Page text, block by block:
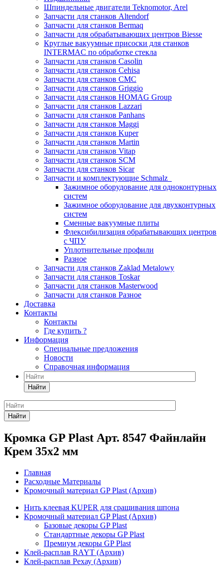
Шпиндельные двигатели Teknomotor, Arel
Запчасти для станков Altendorf
Запчасти для станков Bermaq
Запчасти для обрабатывающих центров Biesse
Круглые вакуумные присоски для станков
INTERMAC по обработке стекла
Запчасти для станков Casolin
Запчасти для станков Cehisa
Запчасти для станков CMC
Запчасти для станков Griggio
Запчасти для станков HOMAG Group
Запчасти для станков Lazzari
Запчасти для станков Panhans
Запчасти для станков Maggi
Запчасти для станков Kuper
Запчасти для станков Martin
Запчасти для станков Vitap
Запчасти для станков SCM
Запчасти для станков Sicar
Запчасти и комплектующие Schmalz
Зажимное оборудование для одноконтурных
систем
Зажимное оборудование для двухконтурных
систем
Сменные вакуумные плиты
Флексибилизация обрабатывающих центров
с ЧПУ
Уплотнительные профили
Разное
Запчасти для станков Zaklad Metalowy
Запчасти для станков Toskar
Запчасти для станков Masterwood
Запчасти для станков Разное
Доставка
Контакты
Контакты
Где купить ?
Информация
Специальные предложения
Новости
Справочная информация
Найти
Найти
Кромка GP Plast Арт. 8547 Файнлайн
Крем 35x2 мм
Главная
Расходные Материалы
Кромочный материал GP Plast (Архив)
Нить клеевая KUPER для сращивания шпона
Кромочный материал GP Plast (Архив)
Базовые декоры GP Plast
Стандартные декоры GP Plast
Премиум декоры GP Plast
Клей-расплав RAYT (Архив)
Клей-расплав Рехау (Архив)